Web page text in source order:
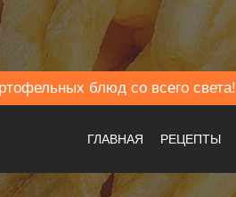
блюд со всего света!
ГЛАВНАЯ РЕЦЕПТЫ